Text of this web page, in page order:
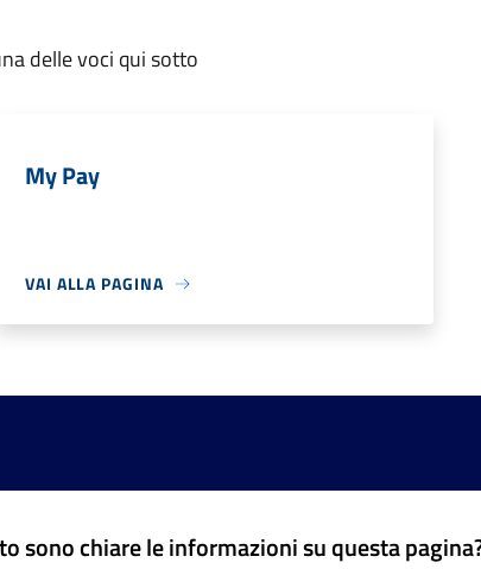
delle voci qui sotto
My Pay
VAI ALLA PAGINA
sono chiare le informazioni su questa